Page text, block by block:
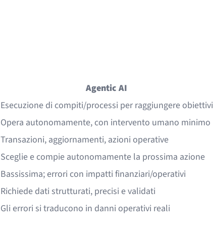
Agentic AI
Esecuzione di compiti/processi per raggiungere obiettivi
Opera autonomamente, con intervento umano minimo
Transazioni, aggiornamenti, azioni operative
Sceglie e compie autonomamente la prossima azione
Bassissima; errori con impatti finanziari/operativi
Richiede dati strutturati, precisi e validati
Gli errori si traducono in danni operativi reali